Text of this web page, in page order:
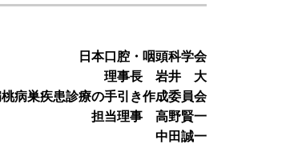
日本口腔・咽頭科学会
理事長 岩井 大
桃病巣疾患診療の手引き作成委員会
担当理事 高野賢一
中田誠一